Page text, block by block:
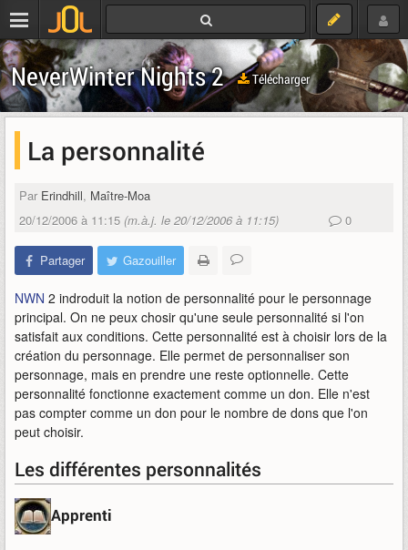
NeverWinter Nights 2 Télécharger
La personnalité
Par Erindhill, Maître-Moa
20/12/2006 à 11:15 (m.à.j. le 20/12/2006 à 11:15) 0
Partager Gazouiller
NWN 2 indroduit la notion de personnalité pour le personnage
principal. On ne peux chosir qu'une seule personnalité si l'on
satisfait aux conditions. Cette personnalité est à choisir lors de la
création du personnage. Elle permet de personnaliser son
personnage, mais en prendre une reste optionnelle. Cette
personnalité fonctionne exactement comme un don. Elle n'est
pas compter comme un don pour le nombre de dons que l'on
peut choisir.
Les différentes personnalités
Apprenti